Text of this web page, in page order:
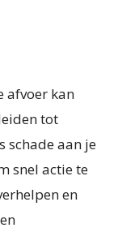
afvoer kan
tot
schade aan je
snel actie te
en